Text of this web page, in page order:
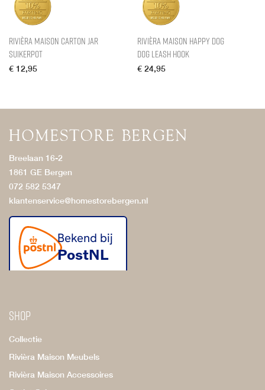
Rivièra Maison Carton Jar
Suikerpot
€ 12,95
Rivièra Maison Happy Dog
Dog Leash Hook
€ 24,95
Breelaan 16-2
1861 GE Bergen
072 582 5347
klantenservice@homestorebergen.nl
Shop
Collectie
Rivièra Maison Meubels
Rivièra Maison Accessoires